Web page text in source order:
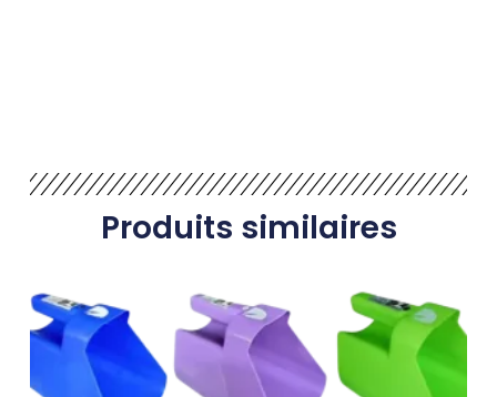
Produits similaires